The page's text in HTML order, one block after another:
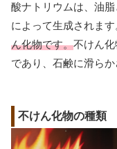
酸ナトリウムは、油
によって生成されま
ん化物です。不けん
であり、石鹸に滑ら
不けん化物の種類